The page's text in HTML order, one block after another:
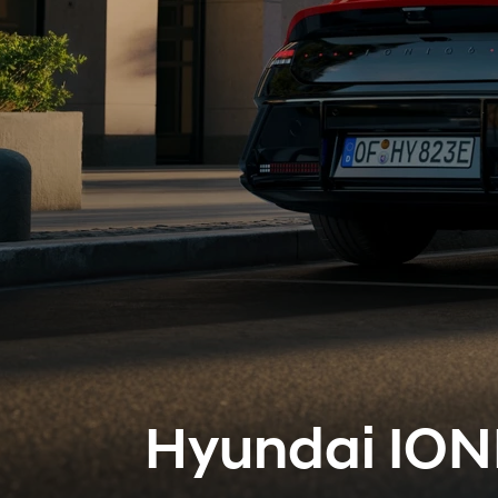
Hyundai